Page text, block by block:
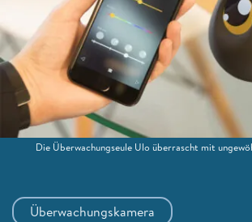
Überwachungskamera
Die Überwachungseule Ulo überrascht mit